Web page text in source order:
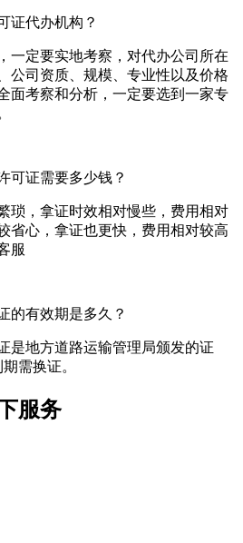
证代办机构？
一定要实地考察，对代办公司所在
公司资质、规模、专业性以及价格
面考察和分析，一定要选到一家专
可证需要多少钱？
琐，拿证时效相对慢些，费用相对
省心，拿证也更快，费用相对较高
服
的有效期是多久？
是地方道路运输管理局颁发的证
需换证。
服务